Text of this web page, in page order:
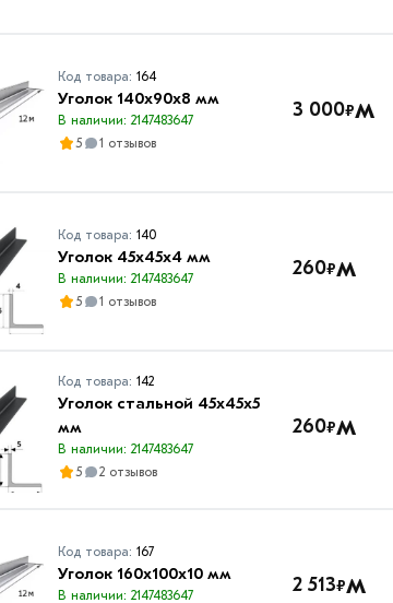
Код товара: 164
Уголок 140х90х8 мм
В наличии: 2147483647
5
1 отзывов
3 000₽м
Код товара: 140
Уголок 45х45х4 мм
В наличии: 2147483647
5
1 отзывов
260₽м
Код товара: 142
Уголок стальной 45х45х5
мм
В наличии: 2147483647
5
2 отзывов
260₽м
Код товара: 167
Уголок 160х100х10 мм
В наличии: 2147483647 2 513₽м